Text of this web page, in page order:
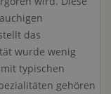
das
wurde wenig
typischen
gehören